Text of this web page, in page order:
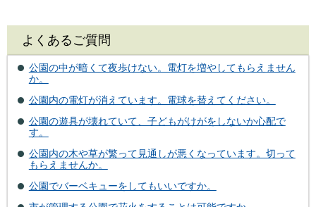
よくあるご質問
公園の中が暗くて夜歩けない。電灯を増やしてもらえません
か。
公園内の電灯が消えています。電球を替えてください。
公園の遊具が壊れていて、子どもがけがをしないか心配で
す。
公園内の木や草が繁って見通しが悪くなっています。切って
もらえませんか。
公園でバーベキューをしてもいいですか。